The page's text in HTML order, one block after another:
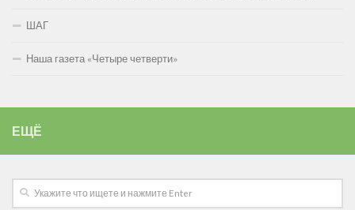
ШАГ
Наша газета «Четыре четверти»
ЕЩЁ